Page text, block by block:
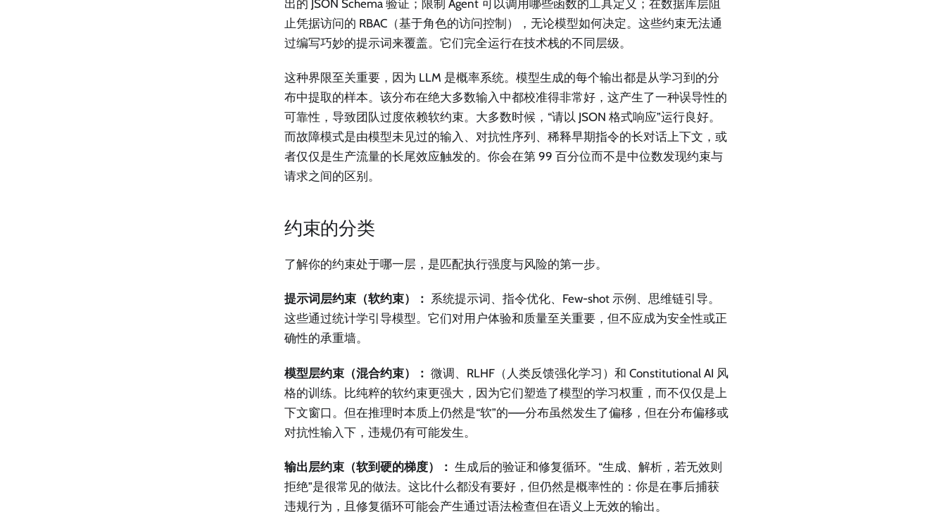
出的 JSON Schema 验证；限制 Agent 可以调用哪些函数的工具定义；在数据库层阻
止凭据访问的 RBAC（基于角色的访问控制），无论模型如何决定。这些约束无法通
过编写巧妙的提示词来覆盖。它们完全运行在技术栈的不同层级。
这种界限至关重要，因为 LLM 是概率系统。模型生成的每个输出都是从学习到的分
布中提取的样本。该分布在绝大多数输入中都校准得非常好，这产生了一种误导性的
可靠性，导致团队过度依赖软约束。大多数时候，“请以 JSON 格式响应”运行良好。
而故障模式是由模型未见过的输入、对抗性序列、稀释早期指令的长对话上下文，或
者仅仅是生产流量的长尾效应触发的。你会在第 99 百分位而不是中位数发现约束与
请求之间的区别。
约束的分类
了解你的约束处于哪一层，是匹配执行强度与风险的第一步。
提示词层约束（软约束）： 系统提示词、指令优化、Few-shot 示例、思维链引导。
这些通过统计学引导模型。它们对用户体验和质量至关重要，但不应成为安全性或正
确性的承重墙。
模型层约束（混合约束）： 微调、RLHF（人类反馈强化学习）和 Constitutional AI 风
格的训练。比纯粹的软约束更强大，因为它们塑造了模型的学习权重，而不仅仅是上
下文窗口。但在推理时本质上仍然是“软”的——分布虽然发生了偏移，但在分布偏移或
对抗性输入下，违规仍有可能发生。
输出层约束（软到硬的梯度）： 生成后的验证和修复循环。“生成、解析，若无效则
拒绝”是很常见的做法。这比什么都没有要好，但仍然是概率性的：你是在事后捕获
违规行为，且修复循环可能会产生通过语法检查但在语义上无效的输出。